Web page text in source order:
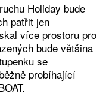
Holiday bude
patřit jen
více prostoru pro
bude většina
se
probíhající